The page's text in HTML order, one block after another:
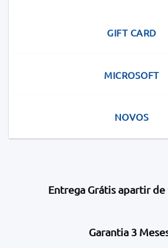
GIFT CARD
MICROSOFT
NOVOS
Entrega Grátis apartir de
Garantia 3